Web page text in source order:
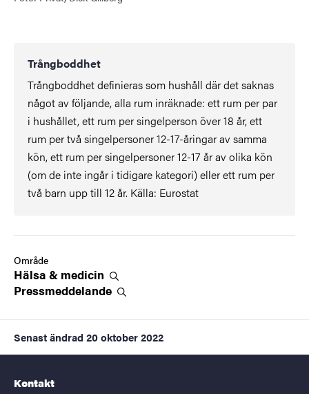
Trångboddhet
Trångboddhet definieras som hushåll där det saknas
något av följande, alla rum inräknade: ett rum per par
i hushållet, ett rum per singelperson över 18 år, ett
rum per två singelpersoner 12-17-åringar av samma
kön, ett rum per singelpersoner 12-17 år av olika kön
(om de inte ingår i tidigare kategori) eller ett rum per
två barn upp till 12 år. Källa: Eurostat
Område
Hälsa & medicin
Pressmeddelande
Senast ändrad 20 oktober 2022
Kontakt